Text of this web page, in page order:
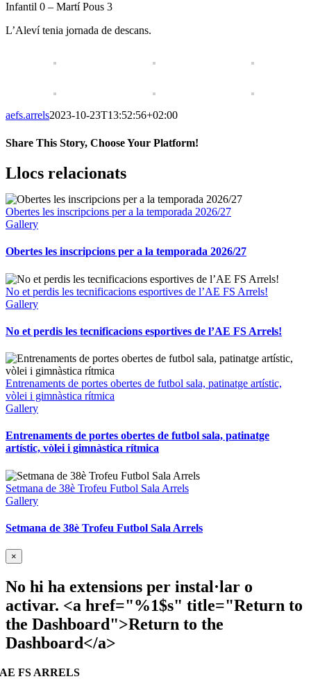
Infantil 0 – Martí Pous 3
L’Aleví tenia jornada de descans.
aefs.arrels2023-10-23T13:52:56+02:00
Share This Story, Choose Your Platform!
Facebook
Twitter
Reddit
LinkedIn
WhatsApp
Telegram
Tumblr
Pinterest
Vk
Xing
Email:
Llocs relacionats
Obertes les inscripcions per a la temporada 2026/27
Gallery
Obertes les inscripcions per a la temporada 2026/27
No et perdis les tecnificacions esportives de l’AE FS Arrels!
Gallery
No et perdis les tecnificacions esportives de l’AE FS Arrels!
Entrenaments de portes obertes de futbol sala, patinatge artístic,
vòlei i gimnàstica rítmica
Gallery
Entrenaments de portes obertes de futbol sala, patinatge
artístic, vòlei i gimnàstica rítmica
Setmana de 38è Trofeu Futbol Sala Arrels
Gallery
Setmana de 38è Trofeu Futbol Sala Arrels
Close
product
view
×
No hi ha extensions per instal·lar o
activar. <a href="%1$s" title="Return to
the Dashboard">Return to the
Dashboard</a>
AE FS ARRELS